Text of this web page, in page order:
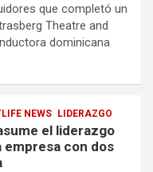
que completó un
Theatre and
dominicana
NEWS LIDERAZGO
el liderazgo
empresa con dos